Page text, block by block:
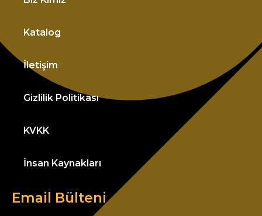
Katalog
İletişim
Gizlilik Politikası
KVKK
İnsan Kaynakları
Email Bülteni